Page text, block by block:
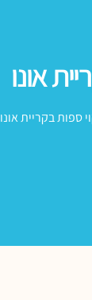
אונו
ספות בקריית אונו